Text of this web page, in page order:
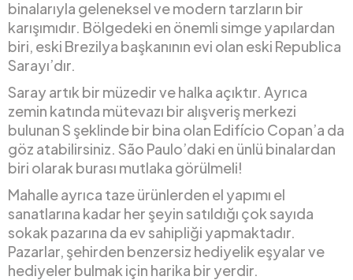
binalarıyla geleneksel ve modern tarzların bir
karışımıdır. Bölgedeki en önemli simge yapılardan
biri, eski Brezilya başkanının evi olan eski Republica
Sarayı’dır.
Saray artık bir müzedir ve halka açıktır. Ayrıca
zemin katında mütevazı bir alışveriş merkezi
bulunan S şeklinde bir bina olan Edifício Copan’a da
göz atabilirsiniz. São Paulo’daki en ünlü binalardan
biri olarak burası mutlaka görülmeli!
Mahalle ayrıca taze ürünlerden el yapımı el
sanatlarına kadar her şeyin satıldığı çok sayıda
sokak pazarına da ev sahipliği yapmaktadır.
Pazarlar, şehirden benzersiz hediyelik eşyalar ve
hediyeler bulmak için harika bir yerdir.